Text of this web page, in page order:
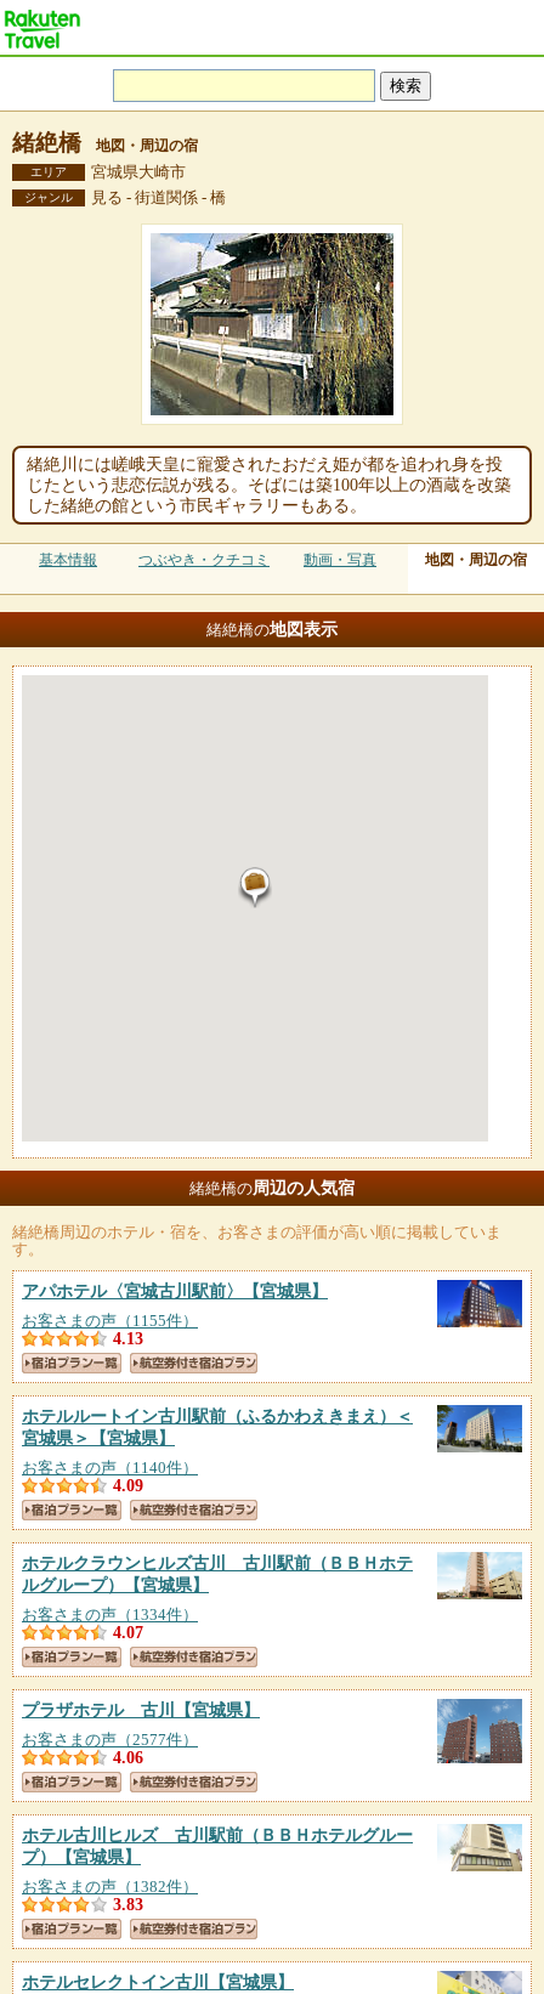
緒絶橋 地図・周辺の宿
エリア 宮城県大崎市
ジャンル 見る - 街道関係 - 橋
緒絶川には嵯峨天皇に寵愛されたおだえ姫が都を追われ身を投
じたという悲恋伝説が残る。そばには築100年以上の酒蔵を改築
した緒絶の館という市民ギャラリーもある。
基本情報 つぶやき・クチコミ 動画・写真 地図・周辺の宿
緒絶橋の地図表示
緒絶橋の周辺の人気宿
緒絶橋周辺のホテル・宿を、お客さまの評価が高い順に掲載していま
す。
アパホテル〈宮城古川駅前〉 【宮城県】
お客さまの声（1155件）
4.13
ホテルルートイン古川駅前（ふるかわえきまえ）＜
宮城県＞
【宮城県】
お客さまの声（1140件）
4.09
ホテルクラウンヒルズ古川 古川駅前（ＢＢＨホテ
ルグループ）
【宮城県】
お客さまの声（1334件）
4.07
プラザホテル 古川 【宮城県】
お客さまの声（2577件）
4.06
ホテル古川ヒルズ 古川駅前（ＢＢＨホテルグルー
プ）
【宮城県】
お客さまの声（1382件）
3.83
ホテルセレクトイン古川 【宮城県】